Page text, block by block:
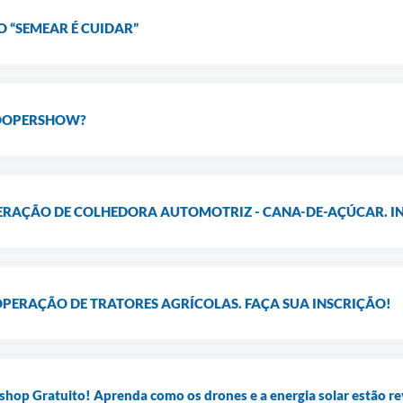
“SEMEAR É CUIDAR”
DE COLHEDORA AUTOMOTRIZ - CANA-DE-AÇÚCAR.
DE TRATORES AGRÍCOLAS. FAÇA SUA INSCRIÇÃO!
Gratuito! Aprenda como os drones e a energia solar estão